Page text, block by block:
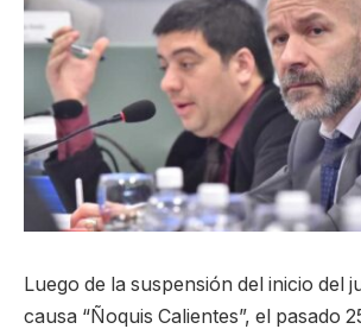
Luego de la suspensión del inicio del
causa “Ñoquis Calientes”, el pasado